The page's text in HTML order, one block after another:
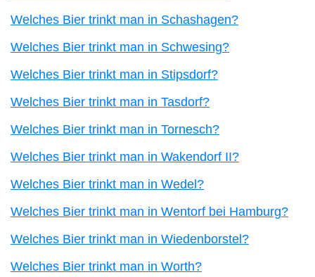
Welches Bier trinkt man in Schashagen?
Welches Bier trinkt man in Schwesing?
Welches Bier trinkt man in Stipsdorf?
Welches Bier trinkt man in Tasdorf?
Welches Bier trinkt man in Tornesch?
Welches Bier trinkt man in Wakendorf II?
Welches Bier trinkt man in Wedel?
Welches Bier trinkt man in Wentorf bei Hamburg?
Welches Bier trinkt man in Wiedenborstel?
Welches Bier trinkt man in Worth?